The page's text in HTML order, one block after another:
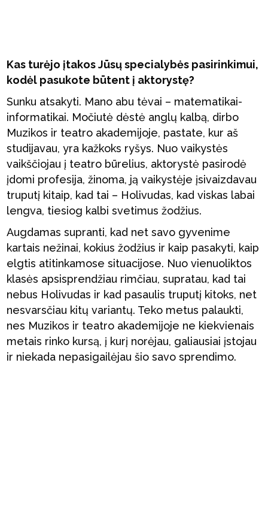
Kas turėjo įtakos Jūsų specialybės pasirinkimui,
kodėl pasukote būtent į aktorystę?
Sunku atsakyti. Mano abu tėvai – matematikai-
informatikai. Močiutė dėstė anglų kalbą, dirbo
Muzikos ir teatro akademijoje, pastate, kur aš
studijavau, yra kažkoks ryšys. Nuo vaikystės
vaikščiojau į teatro būrelius, aktorystė pasirodė
įdomi profesija, žinoma, ją vaikystėje įsivaizdavau
truputį kitaip, kad tai – Holivudas, kad viskas labai
lengva, tiesiog kalbi svetimus žodžius.
Augdamas supranti, kad net savo gyvenime
kartais nežinai, kokius žodžius ir kaip pasakyti, kaip
elgtis atitinkamose situacijose. Nuo vienuoliktos
klasės apsisprendžiau rimčiau, supratau, kad tai
nebus Holivudas ir kad pasaulis truputį kitoks, net
nesvarsčiau kitų variantų. Teko metus palaukti,
nes Muzikos ir teatro akademijoje ne kiekvienais
metais rinko kursą, į kurį norėjau, galiausiai įstojau
ir niekada nepasigailėjau šio savo sprendimo.